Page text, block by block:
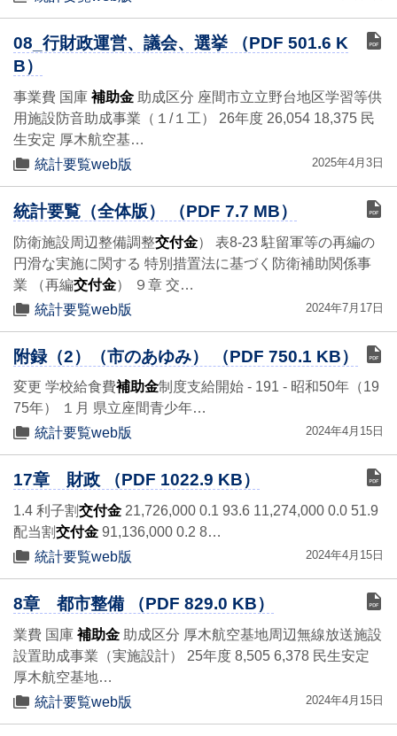
08_行財政運営、議会、選挙 （PDF 501.6 K
B）
事業費 国庫 補助金 助成区分 座間市立立野台地区学習等供
用施設防音助成事業（１/１工） 26年度 26,054 18,375 民
生安定 厚木航空基…
統計要覧web版
2025年4月3日
統計要覧（全体版） （PDF 7.7 MB）
防衛施設周辺整備調整交付金） 表8-23 駐留軍等の再編の
円滑な実施に関する 特別措置法に基づく防衛補助関係事
業 （再編交付金） ９章 交…
統計要覧web版
2024年7月17日
附録（2）（市のあゆみ） （PDF 750.1 KB）
変更 学校給食費補助金制度支給開始 - 191 - 昭和50年（19
75年） １月 県立座間青少年…
統計要覧web版
2024年4月15日
17章 財政 （PDF 1022.9 KB）
1.4 利子割交付金 21,726,000 0.1 93.6 11,274,000 0.0 51.9
配当割交付金 91,136,000 0.2 8…
統計要覧web版
2024年4月15日
8章 都市整備 （PDF 829.0 KB）
業費 国庫 補助金 助成区分 厚木航空基地周辺無線放送施設
設置助成事業（実施設計） 25年度 8,505 6,378 民生安定
厚木航空基地…
統計要覧web版
2024年4月15日